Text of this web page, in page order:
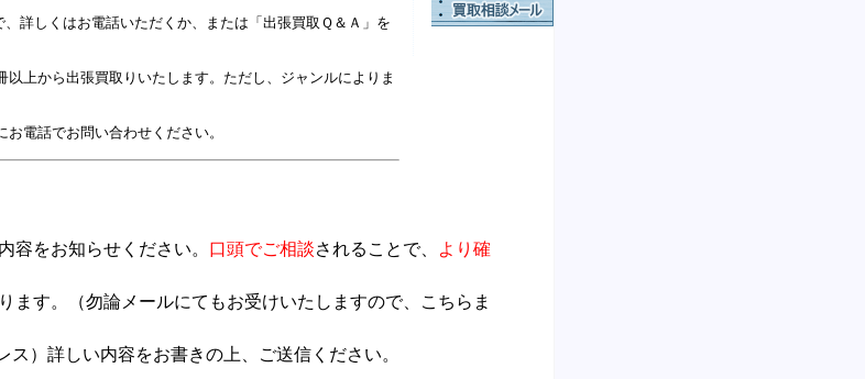
詳しくはお電話いただくか、または「出張買取Ｑ＆Ａ」を
上から出張買取りいたします。ただし、ジャンルによりま
電話でお問い合わせください。
容をお知らせください。 口頭でご相談されることで、
より確
ます。
（勿論メールにてもお受けいたしますので、こちらま
ス）詳しい内容をお書きの上、ご送信ください。